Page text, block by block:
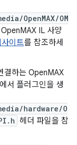
OpenMAX/OM
IL 사양
이트를 참조하세
하는 OpenMAX
서 플러그인을 생
hardware/O
헤더 파일을 참